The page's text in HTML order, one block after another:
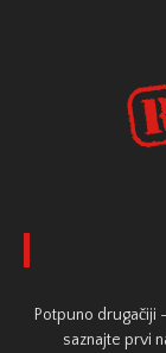
Potpuno drugačiji
saznajte prvi